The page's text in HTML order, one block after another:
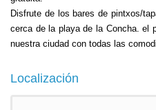
Disfrute de los bares de pintxos/
cerca de la playa de la Concha. el
nuestra ciudad con todas las
Localización